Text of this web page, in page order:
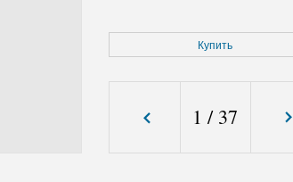
Купить
1 / 37